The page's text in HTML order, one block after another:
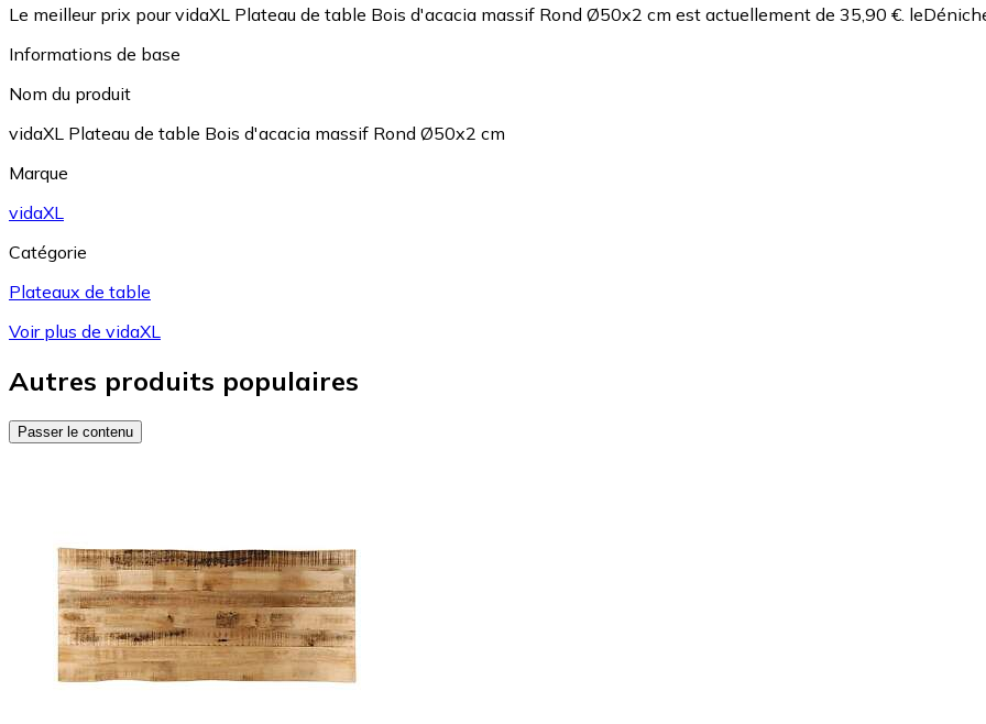
Le meilleur prix pour vidaXL Plateau de table Bois d'acacia massif Rond Ø50x2 cm est actuellement de 35,90 €.
Informations de base
Nom du produit
vidaXL Plateau de table Bois d'acacia massif Rond Ø50x2 cm
Marque
vidaXL
Catégorie
Plateaux de table
Voir plus de vidaXL
Autres produits populaires
Passer le contenu